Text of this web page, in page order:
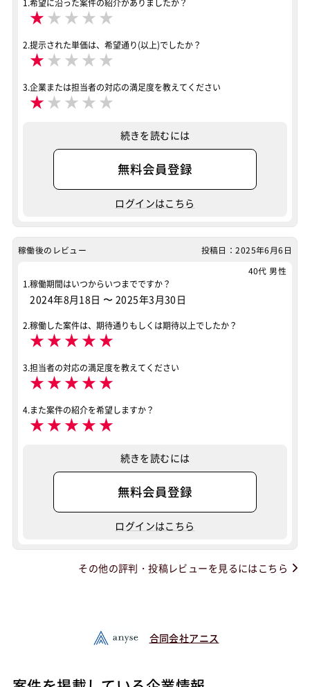
★ ★ ★ ★ ★
2.提示された単価は、希望通り(以上)でしたか？
★ ★ ★ ★ ★
3.企業または担当者の対応の満足度を教えてください
★ ★ ★ ★ ★
続きを読むには
無料会員登録
ログインはこちら
稼働後のレビュー
投稿日：2025年6月6日
40代 男性
1.稼働期間はいつからいつまでですか？
2024年8月18日 〜 2025年3月30日
2.稼働した案件は、期待通りもしくは期待以上でしたか？
★ ★ ★ ★ ★
3.担当者の対応の満足度を教えてください
★ ★ ★ ★ ★
4.また案件の紹介を希望しますか？
★ ★ ★ ★ ★
続きを読むには
無料会員登録
ログインはこちら
その他の評判・投稿レビューを見るにはこちら
合同会社アニス